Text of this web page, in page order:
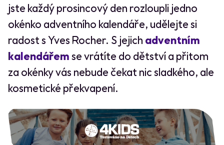
jste každý prosincový den rozloupli jedno
okénko adventního kalendáře, udělejte si
radost s Yves Rocher. S jejich adventním
kalendářemse vrátíte do dětství a přitom
za okénky vás nebude čekat nic sladkého, ale
kosmetické překvapení.